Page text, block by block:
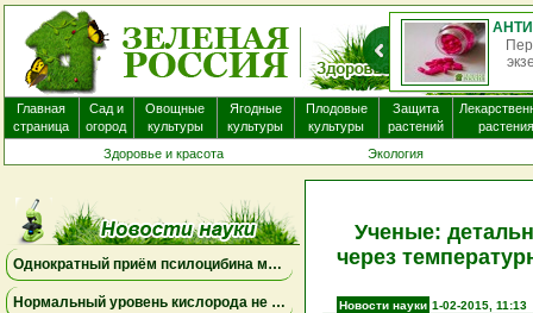
Главная
страница
Сад и
огород
Овощные
культуры
Ягодные
культуры
Плодовые
культуры
Защита
растений
растения
Здоровье и красота
Экология
Однократный приём псилоцибина может менять работу мозга на несколько недель
Нормальный уровень кислорода не исключает опасную одышку
Ученые:
через
Новости науки 1-02-2015, 11:13